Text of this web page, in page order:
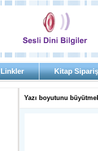
Linkler Kitap
Yazı boyutunu